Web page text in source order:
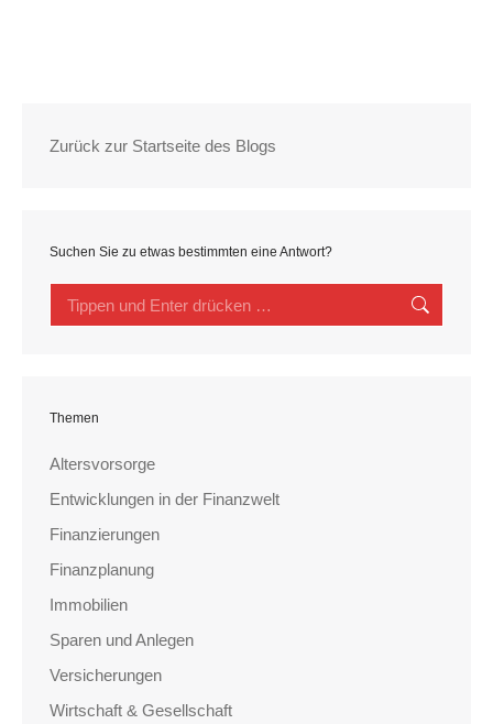
Zurück zur Startseite des Blogs
Suchen Sie zu etwas bestimmten eine Antwort?
Search:
Themen
Altersvorsorge
Entwicklungen in der Finanzwelt
Finanzierungen
Finanzplanung
Immobilien
Sparen und Anlegen
Versicherungen
Wirtschaft & Gesellschaft